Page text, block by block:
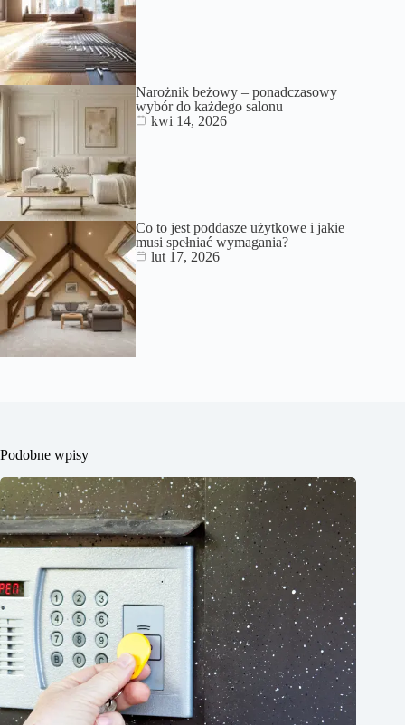
Narożnik beżowy – ponadczasowy
wybór do każdego salonu
kwi 14, 2026
Co to jest poddasze użytkowe i jakie
musi spełniać wymagania?
lut 17, 2026
Podobne wpisy